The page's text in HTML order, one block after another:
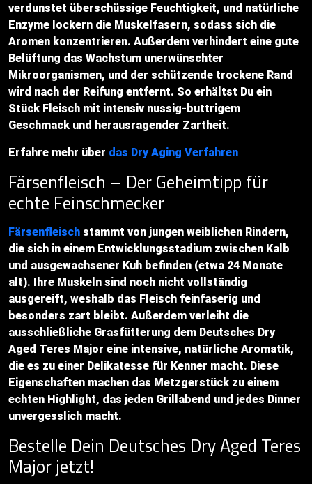
verdunstet überschüssige Feuchtigkeit, und natürliche
Enzyme lockern die Muskelfasern, sodass sich die
Aromen konzentrieren. Außerdem verhindert eine gute
Belüftung das Wachstum unerwünschter
Mikroorganismen, und der schützende trockene Rand
wird nach der Reifung entfernt. So erhältst Du ein
Stück Fleisch mit intensiv nussig-buttrigem
Geschmack und herausragender Zartheit.
Erfahre mehr über das Dry Aging Verfahren
Färsenfleisch – Der Geheimtipp für
echte Feinschmecker
Färsenfleisch stammt von jungen weiblichen Rindern,
die sich in einem Entwicklungsstadium zwischen Kalb
und ausgewachsener Kuh befinden (etwa 24 Monate
alt). Ihre Muskeln sind noch nicht vollständig
ausgereift, weshalb das Fleisch feinfaserig und
besonders zart bleibt. Außerdem verleiht die
ausschließliche Grasfütterung dem Deutsches Dry
Aged Teres Major eine intensive, natürliche Aromatik,
die es zu einer Delikatesse für Kenner macht. Diese
Eigenschaften machen das Metzgerstück zu einem
echten Highlight, das jeden Grillabend und jedes Dinner
unvergesslich macht.
Bestelle Dein Deutsches Dry Aged Teres
Major jetzt!